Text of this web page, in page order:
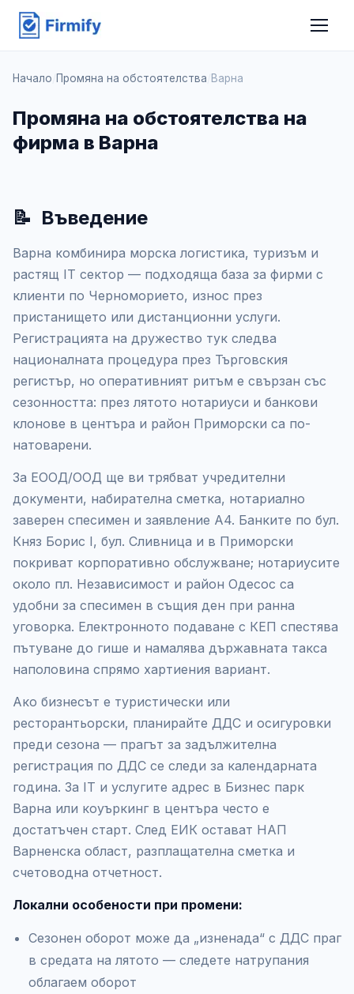
Начало Промяна на обстоятелства Варна
Промяна на обстоятелства на
фирма в Варна
📝 Въведение
Варна комбинира морска логистика, туризъм и
растящ IT сектор — подходяща база за фирми с
клиенти по Черноморието, износ през
пристанището или дистанционни услуги.
Регистрацията на дружество тук следва
националната процедура през Търговския
регистър, но оперативният ритъм е свързан със
сезонността: през лятото нотариуси и банкови
клонове в центъра и район Приморски са по-
натоварени.
За ЕООД/ООД ще ви трябват учредителни
документи, набирателна сметка, нотариално
заверен спесимен и заявление А4. Банките по бул.
Княз Борис I, бул. Сливница и в Приморски
покриват корпоративно обслужване; нотариусите
около пл. Независимост и район Одесос са
удобни за спесимен в същия ден при ранна
уговорка. Електронното подаване с КЕП спестява
пътуване до гише и намалява държавната такса
наполовина спрямо хартиения вариант.
Ако бизнесът е туристически или
ресторантьорски, планирайте ДДС и осигуровки
преди сезона — прагът за задължителна
регистрация по ДДС се следи за календарната
година. За IT и услугите адрес в Бизнес парк
Варна или коуъркинг в центъра често е
достатъчен старт. След ЕИК остават НАП
Варненска област, разплащателна сметка и
счетоводна отчетност.
Локални особености при промени:
Сезонен оборот може да „изненада“ с ДДС праг
в средата на лятото — следете натрупания
облагаем оборот